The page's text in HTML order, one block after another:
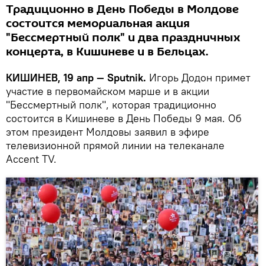
Традиционно в День Победы в Молдове
состоится мемориальная акция
"Бессмертный полк" и два праздничных
концерта, в Кишиневе и в Бельцах.
КИШИНЕВ, 19 апр — Sputnik. Игорь Додон примет
участие в первомайском марше и в акции
"Бессмертный полк", которая традиционно
состоится в Кишиневе в День Победы 9 мая. Об
этом президент Молдовы заявил в эфире
телевизионной прямой линии на телеканале
Accent TV.